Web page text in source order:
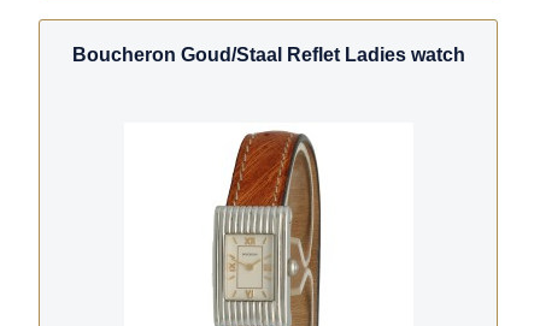
Boucheron Goud/Staal Reflet Ladies watch